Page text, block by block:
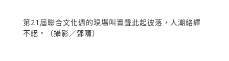
第21屆聯合文化週的現場叫賣聲此起彼落，人潮絡繹
不絕。（攝影／鄧晴）